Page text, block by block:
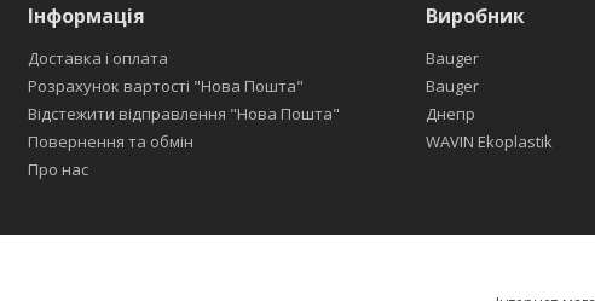
Інформація
Доставка і оплата
Розрахунок вартості "Нова Пошта"
Відстежити відправлення "Нова Пошта"
Повернення та обмін
Про нас
Виробник
Bauger
Bauger
Днепр
WAVIN Ekoplastik